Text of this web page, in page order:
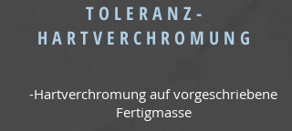
TOLERANZ-
HARTVERCHROMUNG
-Hartverchromung auf vorgeschriebene
Fertigmasse